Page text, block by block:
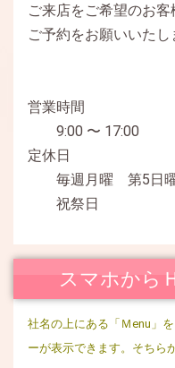
2019.01.25
「ママ振りをお考えの方
2019.01.01
ホームページが公開され
ご来店をご希望のお客
ご予約をお願いいたし
営業時間
9:00 〜 17:00
定休日
毎週月曜 第5日
祝祭日
スマホから
社名の上にある「Ｍenu」
ーが表示できます。そちら